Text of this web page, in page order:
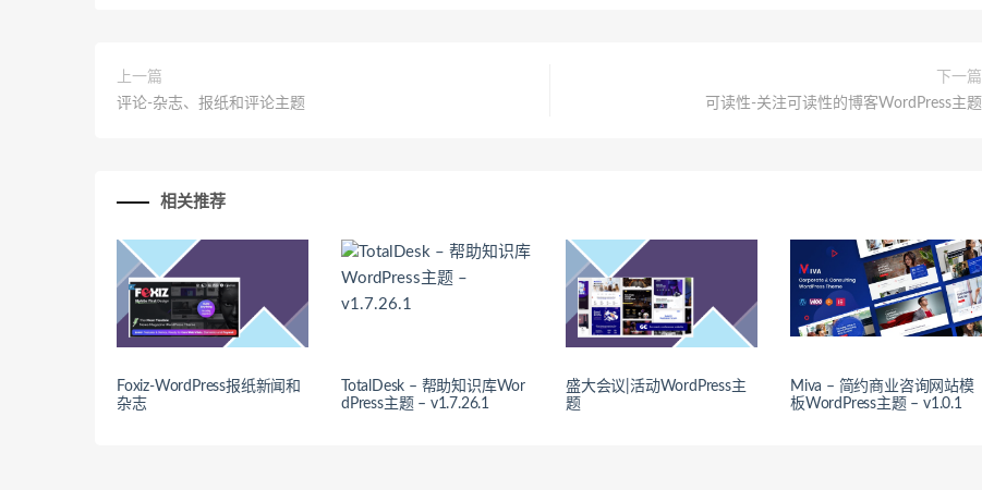
上一篇
评论-杂志、报纸和评论主题
下一篇
可读性-关注可读性的博客WordPress主题
相关推荐
Foxiz-WordPress报纸新闻和
杂志
TotalDesk – 帮助知识库Wor
dPress主题 – v1.7.26.1
盛大会议|活动WordPress主
题
Miva – 简约商业咨询网站模
板WordPress主题 – v1.0.1